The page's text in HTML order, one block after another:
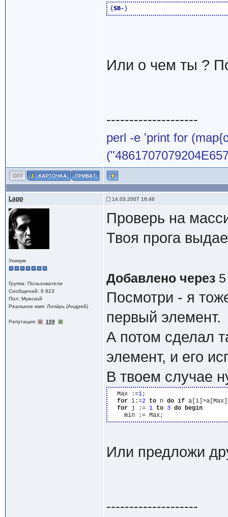
{ $B- }
Или о чем ты ?
--------------------
perl -e 'print for
Lapp 14.03.2007 16:46
Уникум
Группа: Пользователи
Сообщений: 6 823
Пол: Мужской
Реальное имя: Лопáрь (Андрей)
Репутация: 159
Проверь на
Твоя прога
Добавлено через
Посмотри - я
первый элемент.
А потом сделал
элемент, и его
В твоем случае
  Max :=
1;
for i:=2 to n do if
for j := 1 to 3 do begin
Или предложи
--------------------